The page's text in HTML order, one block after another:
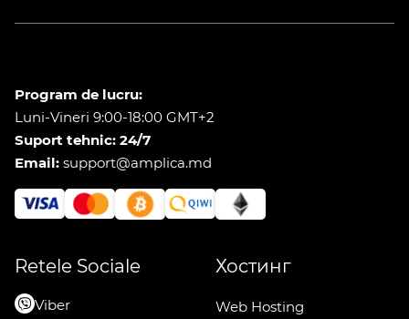
Program de lucru:
Luni-Vineri 9:00-18:00 GMT+2
Suport tehnic: 24/7
Email: support@amplica.md
Retele Sociale
Viber
Хостинг
Web Hosting